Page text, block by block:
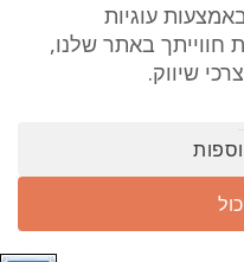
שלי
עוגיות
חווייתך באתר שלנו,
שיווק.